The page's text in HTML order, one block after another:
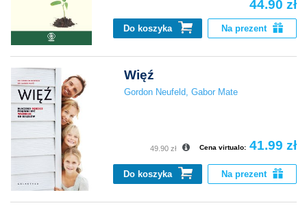
44.90 zł
Do koszyka Na prezent
Więź
Gordon Neufeld ,Gabor Mate
Cena virtualo: 41.99 zł
49.90 zł
Do koszyka Na prezent